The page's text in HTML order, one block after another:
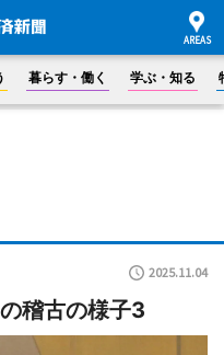
暮らす・働く 学ぶ・知る
2025.11.04
稽古の様子3